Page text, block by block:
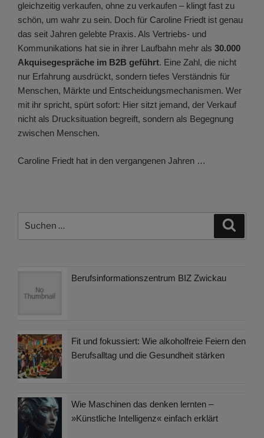
gleichzeitig verkaufen, ohne zu verkaufen – klingt fast zu
schön, um wahr zu sein. Doch für Caroline Friedt ist genau
das seit Jahren gelebte Praxis. Als Vertriebs- und
Kommunikations hat sie in ihrer Laufbahn mehr als 30.000
Akquisegespräche im B2B geführt. Eine Zahl, die nicht
nur Erfahrung ausdrückt, sondern tiefes Verständnis für
Menschen, Märkte und Entscheidungsmechanismen. Wer
mit ihr spricht, spürt sofort: Hier sitzt jemand, der Verkauf
nicht als Drucksituation begreift, sondern als Begegnung
zwischen Menschen.
Caroline Friedt hat in den vergangenen Jahren …
Berufsinformationszentrum BIZ Zwickau
Fit und fokussiert: Wie alkoholfreie Feiern den
Berufsalltag und die Gesundheit stärken
Wie Maschinen das denken lernten –
»Künstliche Intelligenz« einfach erklärt